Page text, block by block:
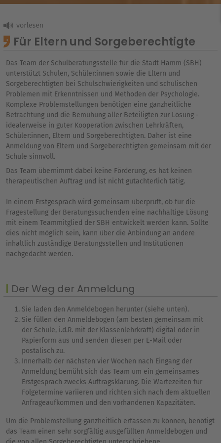
Für Eltern und Sorgeberechtigte
Das Team der Schulberatungsstelle für die Stadt Hamm (SBH)
unterstützt Schulen, Schüler:innen sowie die Eltern und
Sorgeberechtigten bei Schulschwierigkeiten und schulischen
Problemen mit Erkenntnissen und Methoden der Psychologie.
Komplexe Problemstellungen benötigen eine ganzheitliche
Betrachtung und die Bemühung aller Beteiligten zur Lösung -
idealerweise in guter Kooperation zwischen Lehrkräften,
Schüler:innen, Eltern und Sorgeberechtigten. Daher ist eine
Anmeldung von Eltern und Sorgeberechtigten gemeinsam mit der
Schule sinnvoll.
Das Team übernimmt dabei keine Förderung, es hat keinen
therapeutischen Auftrag und ist nicht gutachterlich tätig.
In einem Erstgespräch wird gemeinsam überprüft, ob für die
Fragestellung der Beratungssuchenden eine nachhaltige Lösung
mit einem Teammitglied der SBH entwickelt werden kann. Sollte
dies nicht möglich sein, kann über die Anbindung an andere
inhaltlich zuständige Beratungsstellen und Institutionen
nachgedacht werden.
Der Weg der Anmeldung
Sie laden den Anmeldebogen herunter (siehe unten).
Sie füllen den Anmeldebogen (am besten gemeinsam mit
der Schule, i.d.R. mit der Klassenlehrkraft) digital oder in
Papierform aus und senden diesen per E-Mail oder
postalisch zu.
Innerhalb der nächsten vier Wochen nach Eingang der
Anmeldung bemüht sich das Team um ein gemeinsames
Erstgespräch zwecks Auftragsklärung. Die Wartezeiten für
Folgetermine variieren und richten sich nach dem aktuellen
Anfrageaufkommen und den vorhandenen Kapazitäten.
Um die Problemstellung ganzheitlich erfassen zu können, benötigt
das Team einen sehr sorgfältig ausgefüllten Anmeldebogen und